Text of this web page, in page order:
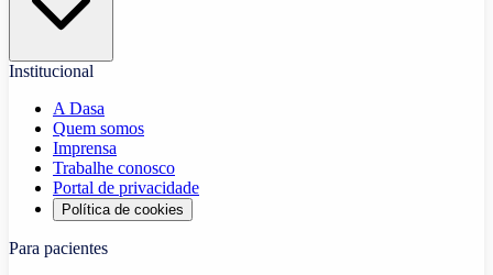
Institucional
A Dasa
Quem somos
Imprensa
Trabalhe conosco
Portal de privacidade
Política de cookies
Para pacientes